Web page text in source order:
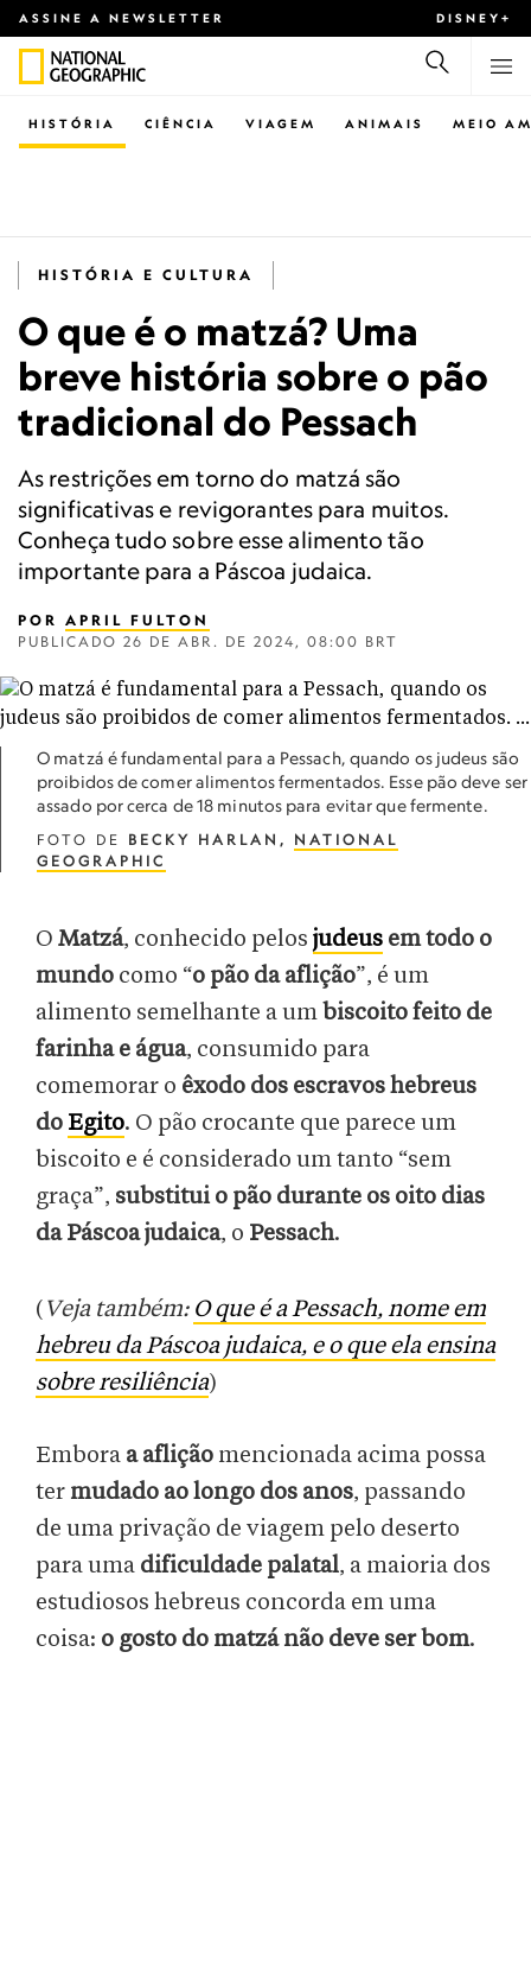
ASSINE A NEWSLETTER DISNEY+
CIÊNCIA VIAGEM ANIMAIS
HISTÓRIA MEIO
HISTÓRIA E CULTURA
O que é o matzá? Uma
breve história sobre o pão
tradicional do Pessach
As restrições em torno do matzá são
significativas e revigorantes para muitos.
Conheça tudo sobre esse alimento tão
importante para a Páscoa judaica.
POR APRIL FULTON
PUBLICADO 26 DE ABR. DE 2024, 08:00 BRT
O matzá é fundamental para a Pessach, quando os judeus são
proibidos de comer alimentos fermentados. Esse pão deve ser
assado por cerca de 18 minutos para evitar que fermente.
FOTO DE BECKY HARLAN, NATIONAL
GEOGRAPHIC
O Matzá, conhecido pelos judeus em todo o
mundo como “o pão da aflição”, é um
alimento semelhante a um biscoito feito de
farinha e água, consumido para
comemorar o êxodo dos escravos hebreus
do Egito. O pão crocante que parece um
biscoito e é considerado um tanto “sem
graça”, substitui o pão durante os oito dias
da Páscoa judaica, o Pessach.
( Veja também: O que é a Pessach, nome em
hebreu da Páscoa judaica, e o que ela ensina
sobre resiliência)
Embora a aflição mencionada acima possa
ter mudado ao longo dos anos, passando
de uma privação de viagem pelo deserto
para uma dificuldade palatal, a maioria dos
estudiosos hebreus concorda em uma
coisa: o gosto do matzá não deve ser bom.